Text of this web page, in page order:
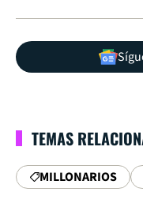
TEMAS
MILLONARIOS